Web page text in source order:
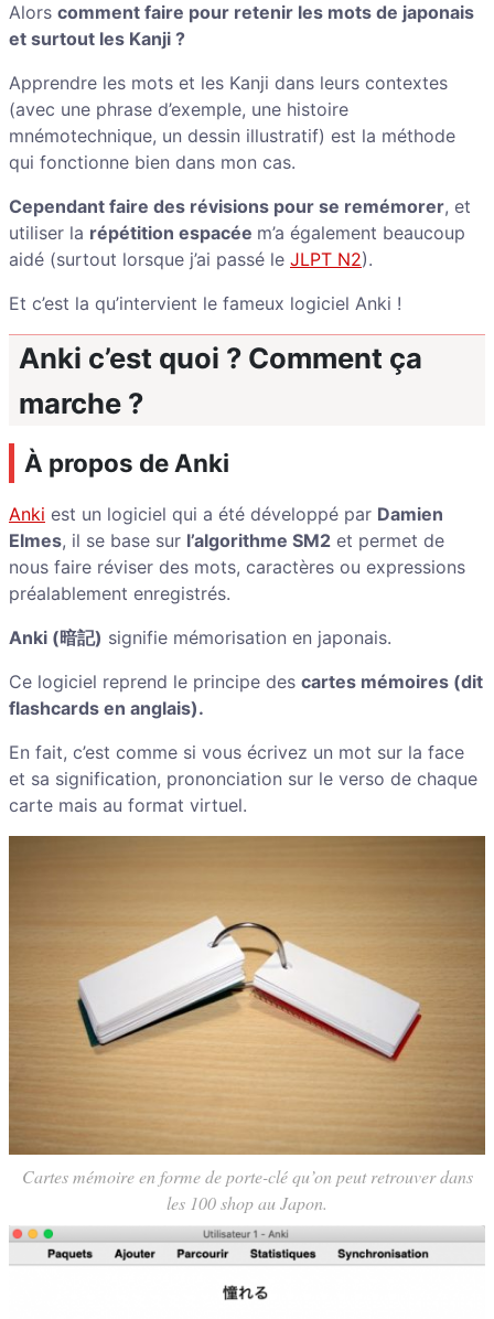
Alors comment faire pour retenir les mots de japonais
et surtout les Kanji ?
Apprendre les mots et les Kanji dans leurs contextes
(avec une phrase d’exemple, une histoire
mnémotechnique, un dessin illustratif) est la méthode
qui fonctionne bien dans mon cas.
Cependant faire des révisions pour se remémorer, et
utiliser la répétition espacée m’a également beaucoup
aidé (surtout lorsque j’ai passé le JLPT N2).
Et c’est la qu’intervient le fameux logiciel Anki !
Anki c’est quoi ? Comment ça
marche ?
À propos de Anki
Anki est un logiciel qui a été développé par Damien
Elmes, il se base sur l’algorithme SM2 et permet de
nous faire réviser des mots, caractères ou expressions
préalablement enregistrés.
Anki (暗記) signifie mémorisation en japonais.
Ce logiciel reprend le principe des cartes mémoires (dit
flashcards en anglais).
En fait, c’est comme si vous écrivez un mot sur la face
et sa signification, prononciation sur le verso de chaque
carte mais au format virtuel.
Cartes mémoire en forme de porte-clé qu’on peut retrouver dans
les 100 shop au Japon.